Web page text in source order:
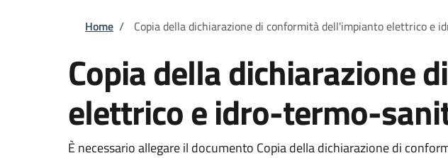
Briciole di pane
Home / Copia della dichiarazione di conformità dell'impianto elettrico e
Copia della dichiarazione
elettrico e idro-termo-
È necessario allegare il documento Copia della dichiarazione di